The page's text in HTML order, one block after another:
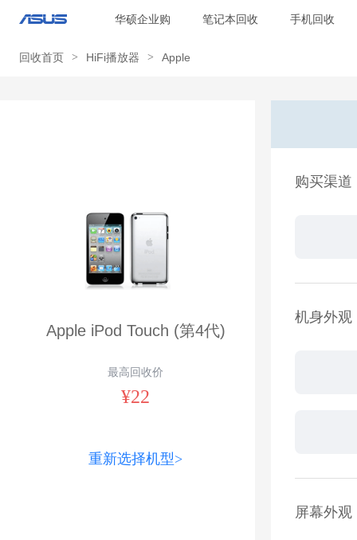
华硕企业购 笔记本回收 手机回收
回收首页 > HiFi播放器 > Apple
Apple iPod Touch (第4代)
最高回收价
¥22
重新选择机型>
购买渠道
机身外观
屏幕外观